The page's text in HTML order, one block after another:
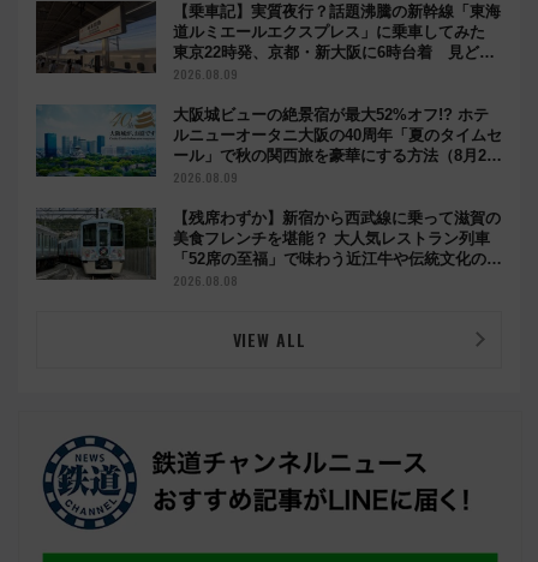
【乗車記】実質夜行？話題沸騰の新幹線「東海
道ルミエールエクスプレス」に乗車してみた
東京22時発、京都・新大阪に6時台着 見どこ
ろは岐阜羽島の素晴らし過ぎる朝
2026.08.09
大阪城ビューの絶景宿が最大52%オフ!? ホテ
ルニューオータニ大阪の40周年「夏のタイムセ
ール」で秋の関西旅を豪華にする方法（8月20
日まで！）
2026.08.09
【残席わずか】新宿から西武線に乗って滋賀の
美食フレンチを堪能？ 大人気レストラン列車
「52席の至福」で味わう近江牛や伝統文化の特
別コラボ
2026.08.08
VIEW ALL